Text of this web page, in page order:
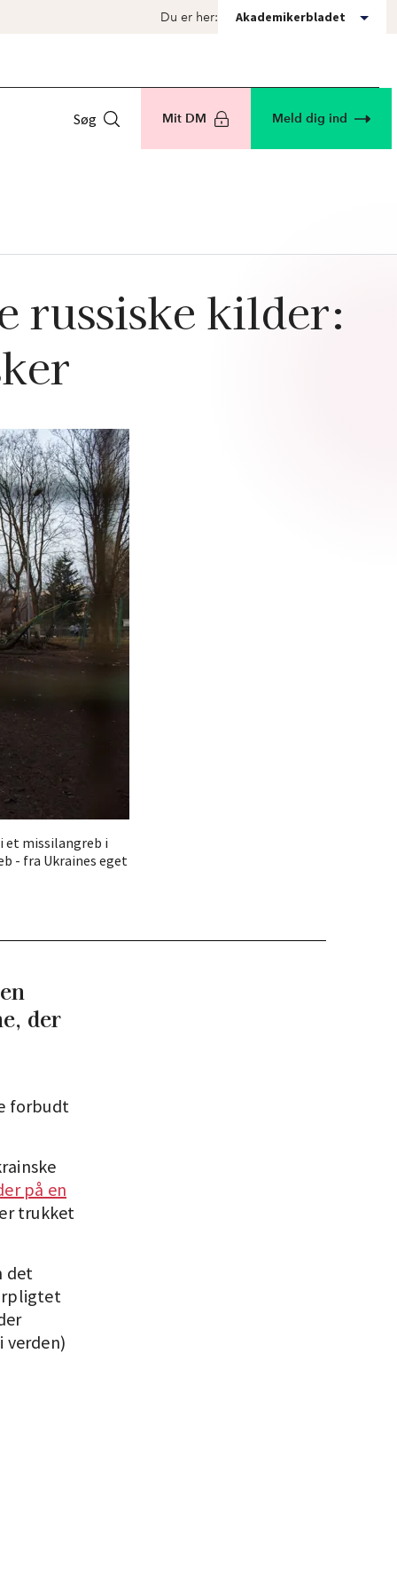
Du er her: Akademikerbladet
Søg Mit DM Meld dig ind
russiske kilder:
et missilangreb i
- fra Ukraines eget
der
forbudt
på en
trukket
det